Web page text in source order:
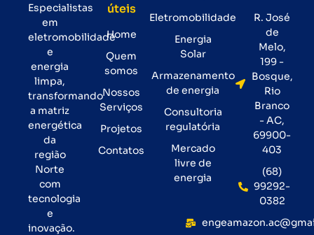
Especialistas
em
eletromobilidade
e
energia
limpa,
transformando
a matriz
energética
da
região
Norte
com
tecnologia
e
inovação.
úteis
Home
Quem
somos
Nossos
Serviços
Projetos
Contatos
Eletromobilidade
Energia
Solar
Armazenamento
de energia
Consultoria
regulatória
Mercado
livre de
energia
R. José
de
Melo,
199 -
Bosque,
Rio
Branco
- AC,
69900-
403
(68)
99292-
0382